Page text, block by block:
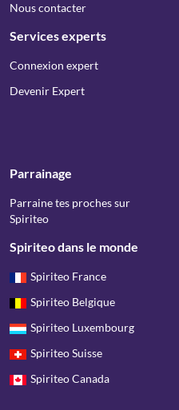
Nous contacter
Services experts
Connexion expert
Devenir Expert
Parrainage
Parraine tes proches sur
Spiriteo
Spiriteo dans le monde
Spiriteo France
Spiriteo Belgique
Spiriteo Luxembourg
Spiriteo Suisse
Spiriteo Canada